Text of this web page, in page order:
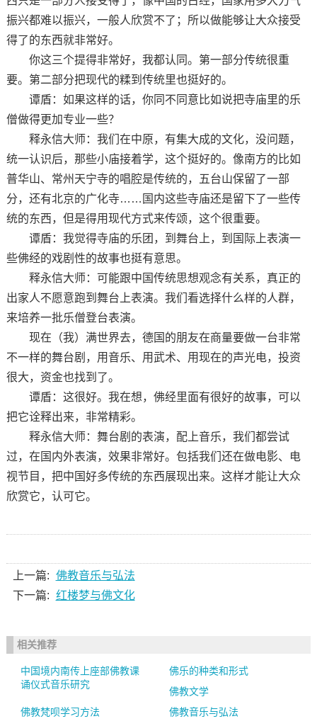
振兴都难以振兴，一般人欣赏不了；所以做能够让大众接受
得了的东西就非常好。
你这三个提得非常好，我都认同。第一部分传统很重
要。第二部分把现代的糅到传统里也挺好的。
谭盾：如果这样的话，你同不同意比如说把寺庙里的乐
僧做得更加专业一些？
释永信大师：我们在中原，有集大成的文化，没问题，
统一认识后，那些小庙接着学，这个挺好的。像南方的比如
普华山、常州天宁寺的唱腔是传统的，五台山保留了一部
分，还有北京的广化寺……国内这些寺庙还是留下了一些传
统的东西，但是得用现代方式来传颂，这个很重要。
谭盾：我觉得寺庙的乐团，到舞台上，到国际上表演一
些佛经的戏剧性的故事也挺有意思。
释永信大师：可能跟中国传统思想观念有关系，真正的
出家人不愿意跑到舞台上表演。我们看选择什么样的人群，
来培养一批乐僧登台表演。
现在（我）满世界去，德国的朋友在商量要做一台非常
不一样的舞台剧，用音乐、用武术、用现在的声光电，投资
很大，资金也找到了。
谭盾：这很好。我在想，佛经里面有很好的故事，可以
把它诠释出来，非常精彩。
释永信大师：舞台剧的表演，配上音乐，我们都尝试
过，在国内外表演，效果非常好。包括我们还在做电影、电
视节目，把中国好多传统的东西展现出来。这样才能让大众
欣赏它，认可它。
上一篇: 佛教音乐与弘法
下一篇: 红楼梦与佛文化
相关推荐
中国境内南传上座部佛教课
诵仪式音乐研究
佛乐的种类和形式
佛教文学
佛教梵呗学习方法
佛教音乐与弘法